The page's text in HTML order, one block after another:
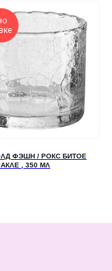
ФЭШН / РОКС БИТОЕ
, 350 МЛ